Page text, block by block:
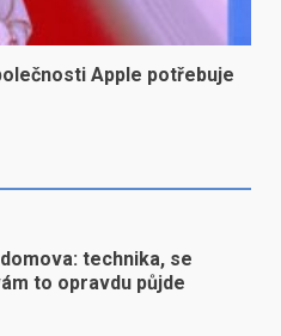
Apple potřebuje
technika, se
to opravdu půjde